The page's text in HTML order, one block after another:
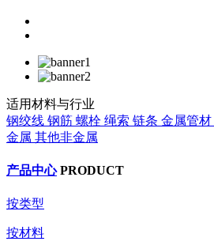
适用材料与行业
钢绞线 钢筋 螺栓 绳索 链条 金属管材
金属 其他非金属
产品中心 PRODUCT
按类型
按材料